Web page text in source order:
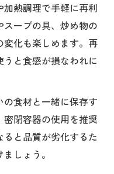
熱調理で手軽に再利
ープの具、炒め物の
化も楽しめます。再
と食感が損なわれに
食材と一緒に保存す
密閉容器の使用を推奨
と品質が劣化するた
しょう。